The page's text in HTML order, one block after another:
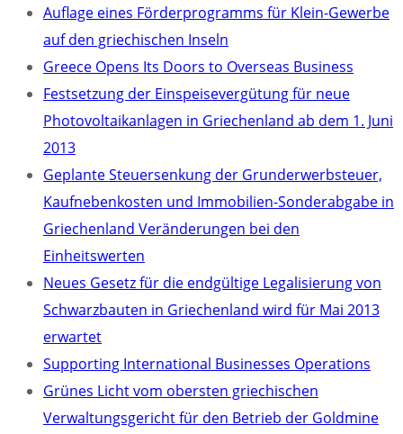
Auflage eines Förderprogramms für Klein-Gewerbe
auf den griechischen Inseln
Greece Opens Its Doors to Overseas Business
Festsetzung der Einspeisevergütung für neue
Photovoltaikanlagen in Griechenland ab dem 1. Juni
2013
Geplante Steuersenkung der Grunderwerbsteuer,
Kaufnebenkosten und Immobilien-Sonderabgabe in
Griechenland Veränderungen bei den
Einheitswerten
Neues Gesetz für die endgültige Legalisierung von
Schwarzbauten in Griechenland wird für Mai 2013
erwartet
Supporting International Businesses Operations
Grünes Licht vom obersten griechischen
Verwaltungsgericht für den Betrieb der Goldmine